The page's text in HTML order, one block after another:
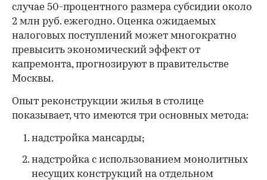
случае 50-процентного размера субсидии около
2 млн руб. ежегодно. Оценка ожидаемых
налоговых поступлений может многократно
превысить экономический эффект от
капремонта, прогнозируют в правительстве
Москвы.
Опыт реконструкции жилья в столице
показывает, что имеются три основных метода:
надстройка мансарды;
надстройка с использованием монолитных
несущих конструкций на отдельном